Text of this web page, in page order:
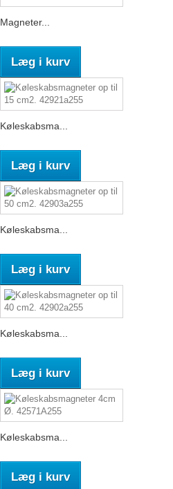
Magneter...
Læg i kurv
Køleskabsma...
Læg i kurv
Køleskabsma...
Læg i kurv
Køleskabsma...
Læg i kurv
Køleskabsma...
Læg i kurv